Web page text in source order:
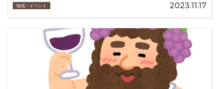
地域・イベント 2023.11.17